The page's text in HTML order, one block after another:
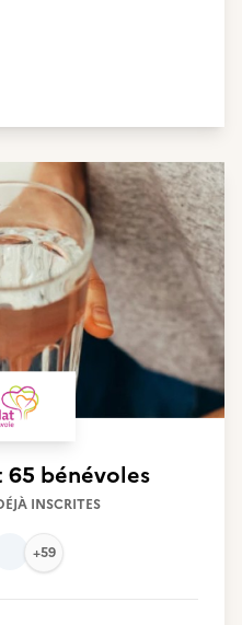
65 bénévoles
INSCRITES
+59